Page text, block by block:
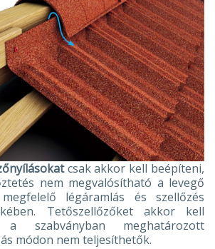
csak akkor kell beépíteni,
nem megvalósítható a levegő
légáramlás és szellőzés
Tetőszellőzőket akkor kell
szabványban meghatározott
módon nem teljesíthetők.